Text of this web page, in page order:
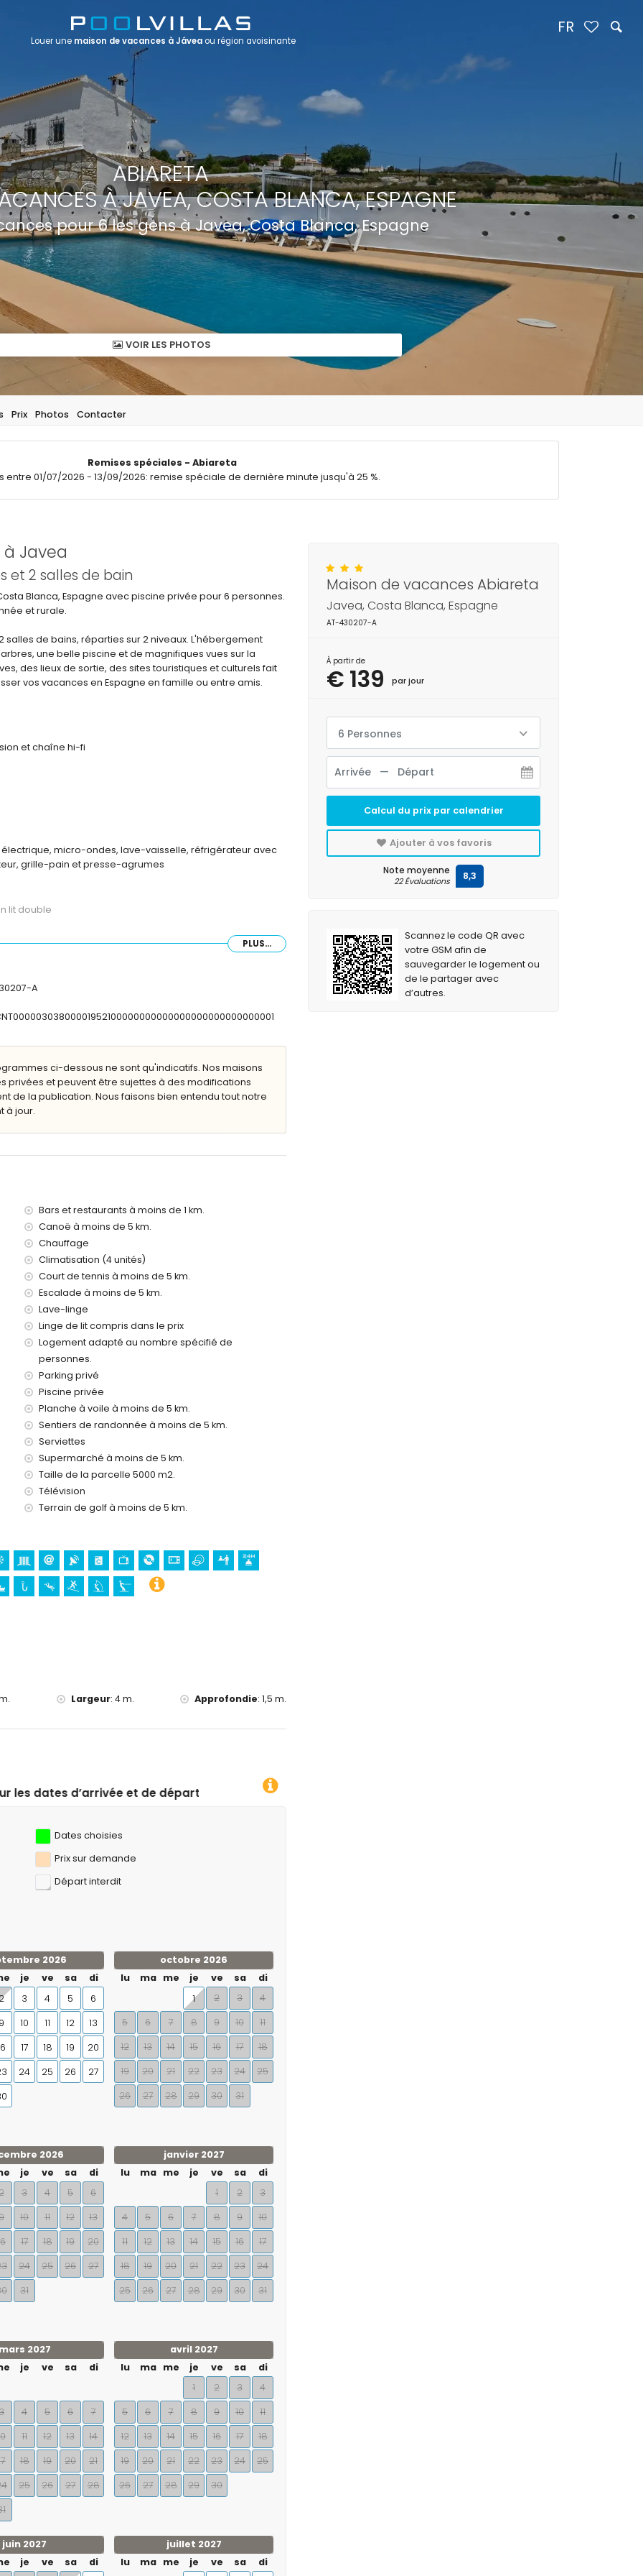
ABIARETA
À JAVEA, COSTA BLANCA, ESPAGNE
pour 6 les gens à Javea, Costa Blanca, Espagne
VOIR LES PHOTOS
Prix Photos Contacter
Remises spéciales - Abiareta
entre 01/07/2026 - 13/09/2026: remise spéciale de dernière minute jusqu'à 25 %.
Javea
et 2 salles de bain
Blanca, Espagne avec piscine privée pour 6 personnes.
et rurale.
de bains, réparties sur 2 niveaux. L'hébergement
une belle piscine et de magnifiques vues sur la
des lieux de sortie, des sites touristiques et culturels fait
vos vacances en Espagne en famille ou entre amis.
et chaîne hi-fi
micro-ondes, lave-vaisselle, réfrigérateur avec
grille-pain et presse-agrumes
lit double
transats
(à moins de 5 kilomètres de la maison)
(à moins de 4 kilomètres de la maison)
kilomètres de la maison)
kilomètres de la maison)
kilomètres)
enfants
de cette maison de vacances
à Jávea, Costa Blanca
maison)
Pueblo, et Jávea) (à moins de 5 kilomètres de
kilomètres de l'hébergement)
escalade, canoë, pêche, plongée, surf, planche à voile
PLUS...
A
ci-dessous ne sont qu'indicatifs. Nos maisons
privées et peuvent être sujettes à des modifications
de la publication. Nous faisons bien entendu tout notre
à jour.
Bars et restaurants à moins de 1 km.
Canoë à moins de 5 km.
Chauffage
Climatisation (4 unités)
Court de tennis à moins de 5 km.
Escalade à moins de 5 km.
Lave-linge
Linge de lit compris dans le prix
Logement adapté au nombre spécifié de
personnes.
Parking privé
Piscine privée
Planche à voile à moins de 5 km.
Sentiers de randonnée à moins de 5 km.
Serviettes
Supermarché à moins de 5 km.
Taille de la parcelle 5000 m2.
Télévision
Terrain de golf à moins de 5 km.
Largeur: 4 m. Approfondie: 1,5 m.
de départ souhaitées !
Dates choisies
Prix ​​sur demande
Départ interdit
2026
je ve sa
di
2 3 4 5
6
9 10 11 12
13
17 18 19
20
24 25 26
27
octobre 2026
lu
ma me je ve sa
di
1
2 3
4
5
6 7 8 9 10
11
12
13 14 15 16 17
18
19
20 21 22 23 24
25
26
27 28 29 30 31
2026
je ve sa
di
3 4 5
6
10 11 12
13
17 18 19
20
24 25 26
27
31
janvier 2027
lu
ma me je ve sa
di
1
2
3
4
5 6 7 8 9
10
11
12 13 14 15 16
17
18
19 20 21 22 23
24
25
26 27 28 29 30 31
mars 2027
je ve sa di
4 5 6
7
11 12 13
14
18 19 20
21
25 26 27
28
avril 2027
lu
ma me je ve sa
di
1
2 3
4
5
6 7 8 9 10
11
12
13 14 15 16 17
18
19
20 21 22 23 24
25
26
27 28 29 30
juin 2027
je ve sa di
juillet 2027
lu
ma me je ve sa di
Maison de vacances Abiareta
Javea, Costa Blanca, Espagne
AT-430207-A
À partir de
€ 139 par jour
6 Personnes
Calcul du prix par calendrier
Ajouter à vos favoris
Note moyenne
22 Évaluations 8,3
Scannez le code QR avec
votre GSM afin de
sauvegarder le logement ou
de le partager avec
d’autres.
Louer une maison de vacances à Jáveaou région avoisinante
FR